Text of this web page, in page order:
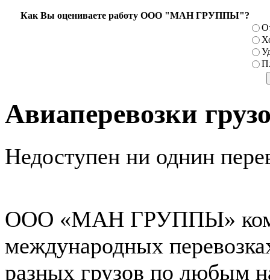
Как Вы оцениваете работу ООО "МАН ГРУППЫ"?
Авиаперевозки
Недоступен ни однин
ООО «МАН ГРУППЫ»
международных
разных грузов по любым